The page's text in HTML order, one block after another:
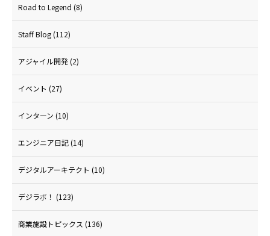
Road to Legend (8)
Staff Blog(112)
アジャイル開発(2)
イベント (27)
インターン (10)
エンジニア日記(14)
デジタルアーキテクト (10)
デジラボ！ (123)
商業施設トピックス (136)